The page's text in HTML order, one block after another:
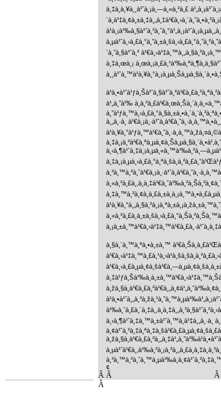
à¸‡à¸à¸¥à¸¸à¹ˆà¸¡à¸—à¸«à¸²à¸£
´à¸”à¸§à¹ˆà¸²
à¸‡à¸œà¸¡
à¹„à¸”à¹‰
à¸„à¸·à¸­
à¸§à¸´à¸™à¸ªà¸•à¸±à¸™
à¸‹à¸¶à¹ˆà¸‡à¸™à¸±à¹ˆà¸™à¸à¹‡à¸„à¸·à¸­
¢
Â Â
Â